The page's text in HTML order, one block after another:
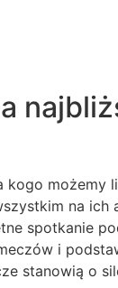
kogo możemy
na ich
spotkanie
i
stanowią o